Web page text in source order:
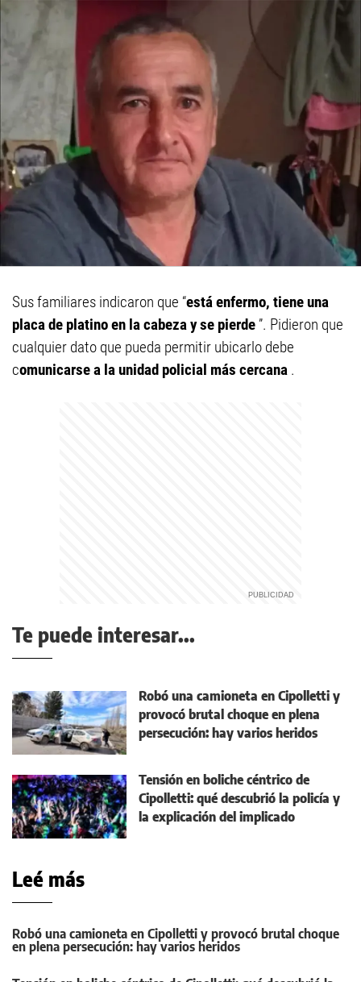
Sus familiares indicaron que “está enfermo, tiene una
placa de platino en la cabeza y se pierde”. Pidieron que
cualquier dato que pueda permitir ubicarlo debe
comunicarse a la unidad policial más cercana .
Te puede interesar...
Robó una camioneta en Cipolletti y
provocó brutal choque en plena
persecución: hay varios heridos
Tensión en boliche céntrico de
Cipolletti: qué descubrió la policía y
la explicación del implicado
Leé más
Robó una camioneta en Cipolletti y provocó brutal choque
en plena persecución: hay varios heridos